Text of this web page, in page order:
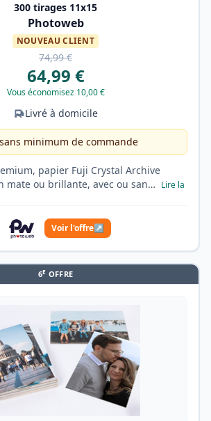
300 tirages 11x15
Photoweb
NOUVEAU CLIENT
74,99 €
64,99 €
Vous économisez 10,00 €
Livré à domicile
minimum de commande
papier Fuji Crystal Archive
mate ou brillante, avec ou san… Lire la
Voir l'offre↗
6E OFFRE